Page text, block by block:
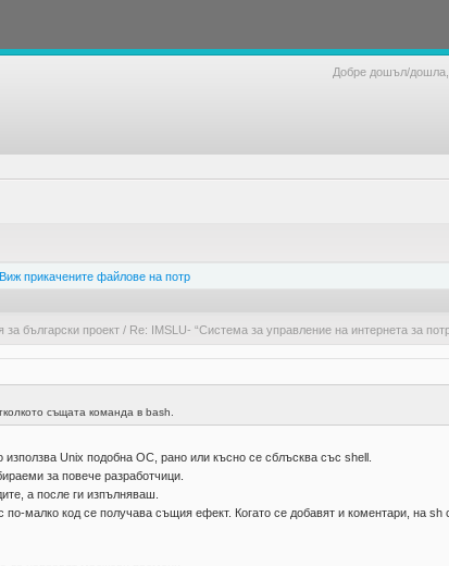
Добре дошъл/дошла,
Виж прикачените файлове на потр
за български проект/ Re: IMSLU- “Система за управление на интернета за
същата команда в bash.
Unix подобна ОС, рано или късно се сблъсква със shell.
за повече разработчици.
а после ги изпълняваш.
по-малко код се получава същия ефект. Когато се добавят и коментари, на sh